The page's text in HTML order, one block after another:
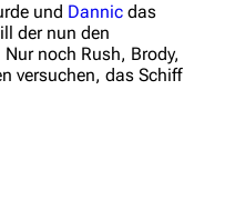
und Dannic das
der nun den
noch Rush, Brody,
versuchen, das Schiff